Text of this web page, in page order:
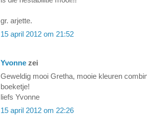
gr. arjette.
15 april 2012 om 21:52
Yvonne zei
Geweldig mooi Gretha, mooie kleuren
boeketje!
liefs Yvonne
15 april 2012 om 22:26